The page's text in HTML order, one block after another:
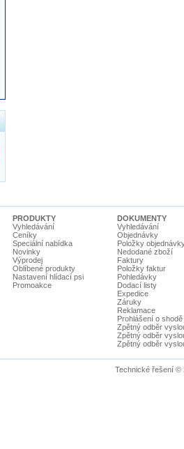
PRODUKTY
Vyhledávání
Ceníky
Speciální nabídka
Novinky
Výprodej
Oblíbené produkty
Nastavení hlídací psi
Promoakce
DOKUMENTY
Vyhledávání
Objednávky
Položky
Nedodané zboží
Faktury
Položky faktur
Pohledávky
Dodací listy
Expedice
Záruky
Reklamace
Prohlášení o shodě
Zpětný odběr
Zpětný odběr
Zpětný odběr
Technické řešení ©